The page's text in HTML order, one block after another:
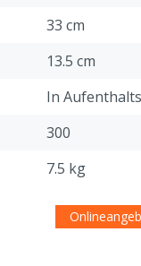
33 cm
13.5 cm
In
300
7.5 kg
180 m²